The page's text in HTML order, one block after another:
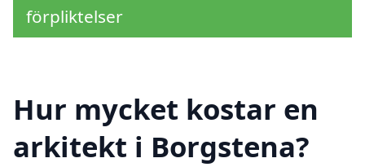
förpliktelser
Hur mycket kostar en
arkitekt i Borgstena?